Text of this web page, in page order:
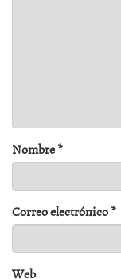
Nombre*
Correo electrónico*
Web